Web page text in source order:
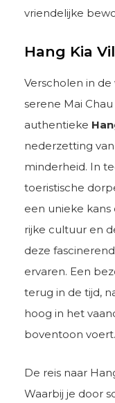
vriendelijke
Hang Kia
Verscholen in
serene Mai
authentieke
nederzetting
minderheid. In
toeristische
een unieke kans
rijke cultuur en
deze
ervaren. Een
terug in de tijd,
hoog in het
boventoon voert.
De reis naar
Waarbij je door